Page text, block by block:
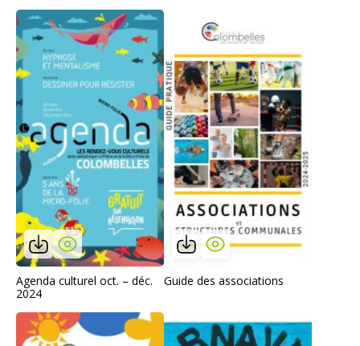
Agenda culturel oct. – déc.
2024
Guide des associations